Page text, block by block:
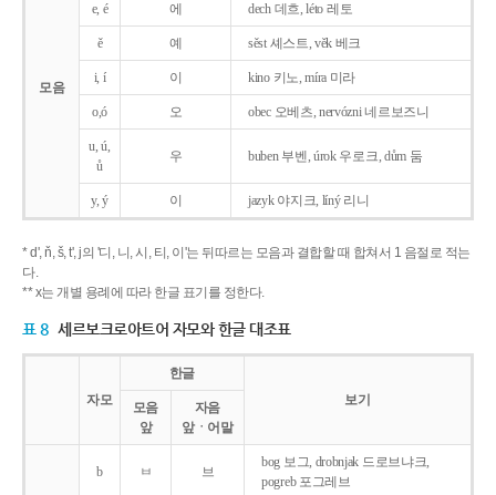
모음
e, é 에 dech 데흐, léto 레토
ě 예 sěst 셰스트, věk 베크
i, í 이 kino 키노, míra 미라
o,ó 오 obec 오베츠, nervózni 네르보즈니
u, ú,
ů
우 buben 부벤, úrok 우로크, dům 둠
y, ý 이 jazyk야지크, líný 리니
* d', ň, š, t', j의 '디, 니, 시, 티, 이'는 뒤따르는 모음과 결합할 때 합쳐서 1 음절로 적는
다.
** x는 개별 용례에 따라 한글 표기를 정한다.
표 8 세르보크로아트어 자모와 한글 대조표
자모
한글
보기
모음
앞
자음
앞ㆍ어말
b ㅂ 브
bog 보그, drobnjak 드로브냐크,
pogreb 포그레브